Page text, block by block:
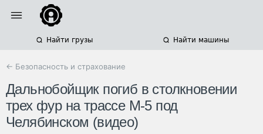
Найти грузы Найти машины
← Безопасность и страхование
Дальнобойщик погиб в столкновении
трех фур на трассе М-5 под
Челябинском (видео)